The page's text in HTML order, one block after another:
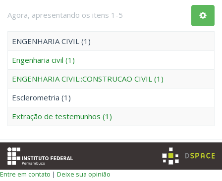
Agora, apresentando os itens 1-5
ENGENHARIA CIVIL (1)
Engenharia civil (1)
ENGENHARIA CIVIL::CONSTRUCAO CIVIL (1)
Esclerometria (1)
Extração de testemunhos (1)
Entre em contato | Deixe sua opinião